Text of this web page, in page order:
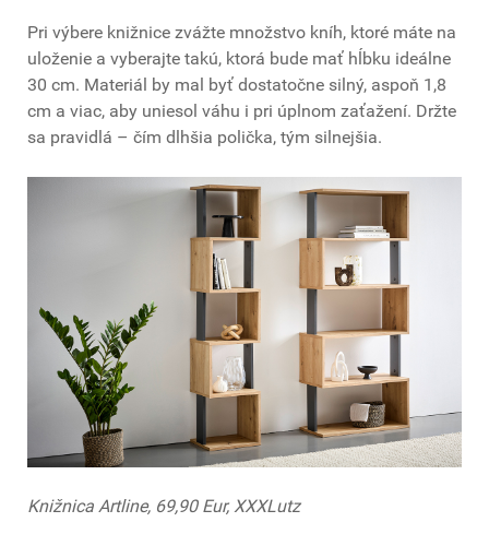
Pri výbere knižnice zvážte množstvo kníh, ktoré máte na
uloženie a vyberajte takú, ktorá bude mať hĺbku ideálne
30 cm. Materiál by mal byť dostatočne silný, aspoň 1,8
cm a viac, aby uniesol váhu i pri úplnom zaťažení. Držte
sa pravidlá – čím dlhšia polička, tým silnejšia.
Knižnica Artline, 69,90 Eur, XXXLutz